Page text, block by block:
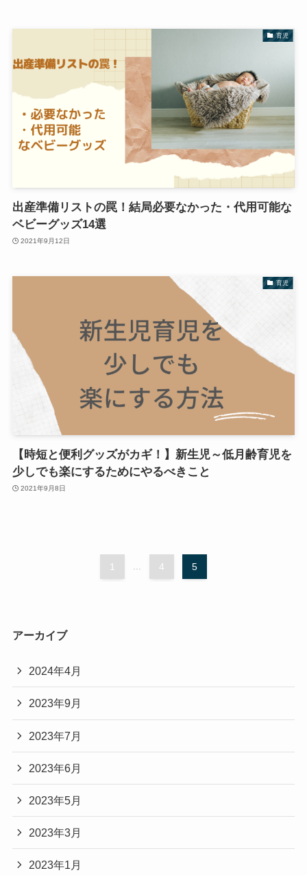
育児
出産準備リストの罠！結局必要なかった・代用可能な
ベビーグッズ14選
2021年9月12日
育児
【時短と便利グッズがカギ！】新生児～低月齢育児を
少しでも楽にするためにやるべきこと
2021年9月8日
1 4 5
アーカイブ
2024年4月
2023年9月
2023年7月
2023年6月
2023年5月
2023年3月
2023年1月